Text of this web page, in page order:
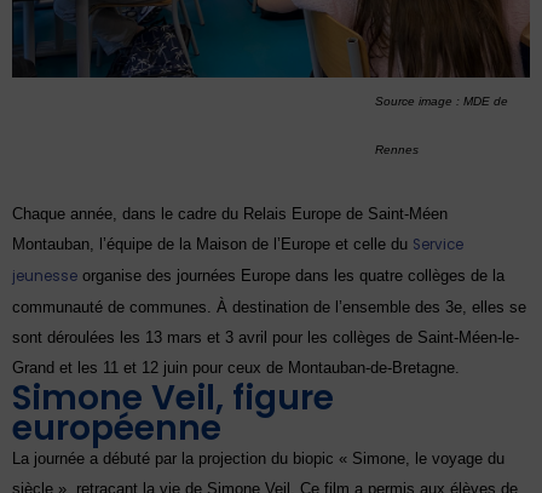
Source image : MDE de
Rennes
Chaque année, dans le cadre du Relais Europe de Saint-Méen
Montauban, l’équipe de la Maison de l’Europe et celle du Service
jeunesse organise des journées Europe dans les quatre collèges de la
communauté de communes. À destination de l’ensemble des 3e, elles se
sont déroulées les 13 mars et 3 avril pour les collèges de Saint-Méen-le-
Grand et les 11 et 12 juin pour ceux de Montauban-de-Bretagne.
Simone Veil, figure
européenne
La journée a débuté par la projection du biopic « Simone, le voyage du
siècle », retraçant la vie de Simone Veil. Ce film a permis aux élèves de